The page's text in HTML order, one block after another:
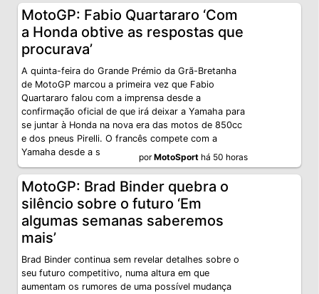
MotoGP: Fabio Quartararo ‘Com
a Honda obtive as respostas que
procurava’
A quinta-feira do Grande Prémio da Grã-Bretanha
de MotoGP marcou a primeira vez que Fabio
Quartararo falou com a imprensa desde a
confirmação oficial de que irá deixar a Yamaha para
se juntar à Honda na nova era das motos de 850cc
e dos pneus Pirelli. O francês compete com a
Yamaha desde a s
porMotoSport há 50 horas
MotoGP: Brad Binder quebra o
silêncio sobre o futuro ‘Em
algumas semanas saberemos
mais’
Brad Binder continua sem revelar detalhes sobre o
seu futuro competitivo, numa altura em que
aumentam os rumores de uma possível mudança